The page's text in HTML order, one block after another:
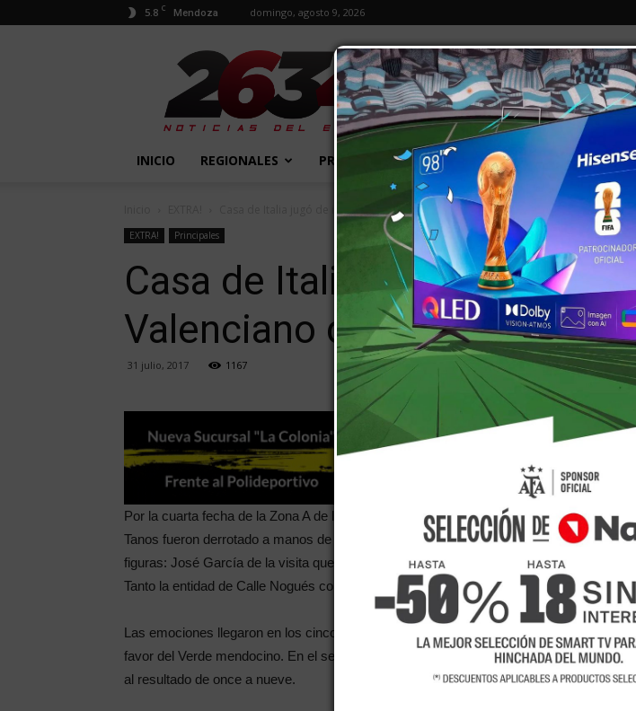
5.8 C Mendoza domingo, agosto 9, 2026
2634
Diario
INICIO REGIONALES PROVINCIALES EXTRA! MUNDO PAÍS
Casa de Italia jugó de igual a igual ante Centro Valenciano de...
EXTRA! Principales
Casa de Italia jugó de igual
Valenciano de San Juan
31 julio, 2017 1167
Por la cuarta fecha de la Zona A de la Liga Nacional A1 Senior Masculino de hockey
Tanos fueron derrotado a manos de la Barraca de la vecina provincia por once a nueve.
figuras: José García de la visita que hizo siete goles y la experiencia de Esteban
Tanto la entidad de Calle Nogués como la Barraca se intercambiaron los dominios.
Las emociones llegaron en los cinco minutos de juego a tal punto que fueron a
favor del Verde mendocino. En el segundo tiempo, las situaciones y los tantos
al resultado de once a nueve.